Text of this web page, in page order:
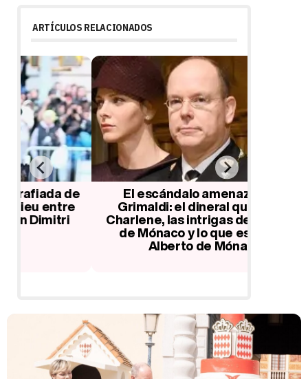
ARTÍCULOS RELACIONADOS
El escándalo amenaza a los
Grimaldi: el dineral que gasta
Charlene, las intrigas de Carolina
de Mónaco y lo que escondía
Alberto de Mónaco